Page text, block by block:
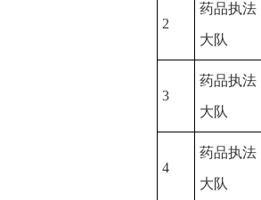
2
药品执法
大队
3
药品执法
大队
4
药品执法
大队